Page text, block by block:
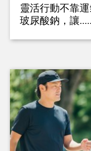
靈活行動不靠
玻尿酸鈉，讓